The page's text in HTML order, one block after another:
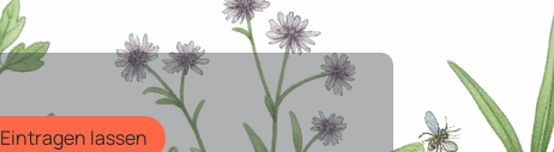
Eintragen lassen